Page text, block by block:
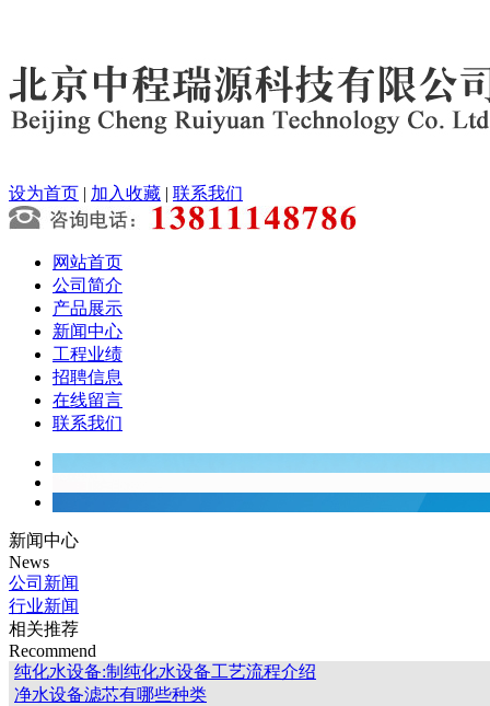
设为首页 | 加入收藏 | 联系我们
网站首页
公司简介
产品展示
新闻中心
工程业绩
招聘信息
在线留言
联系我们
新闻中心
News
公司新闻
行业新闻
相关推荐
Recommend
纯化水设备:制纯化水设备工艺流程介绍
净水设备滤芯有哪些种类